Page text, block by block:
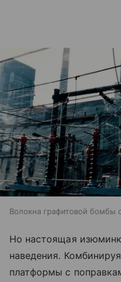
Волокна графитовой бомбы
Но настоящая
наведения.
платформы с